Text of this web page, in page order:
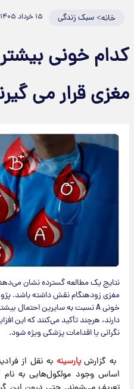
خانه>سبک زندگی
خونی
قرار می
نتایج یک مطالعه گسترده نشان
مغزی زودهنگام نقش داشته باشد.
دارند، هرچند تأکید می‌کنند که این
نگرانی یا اقدامات پزشکی ویژه شود.
به گزارش پارسینهبه نقل از
اساس وجود مولکول‌هایی به نام